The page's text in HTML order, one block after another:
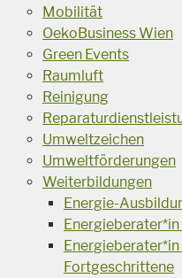
Mobilität
OekoBusiness Wien
Green Events
Raumluft
Reinigung
Umweltzeichen
Umweltförderungen
Weiterbildungen
Energie-
Energieberater*in
Fortgeschrittene